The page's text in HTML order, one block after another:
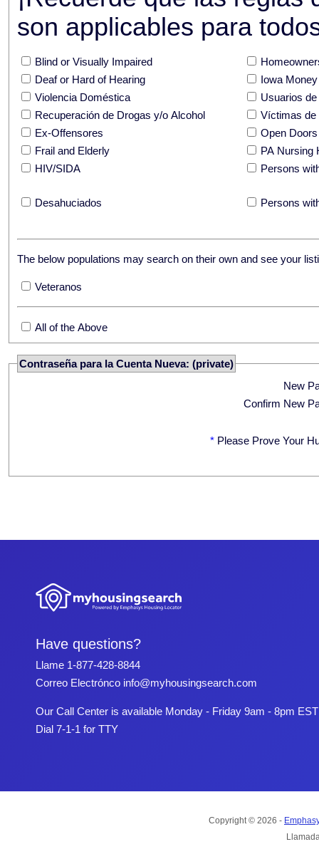
son applicables para
Blind or Visually Impaired
Deaf or Hard of Hearing
Iowa
Violencia Doméstica
Usuarios
Recuperación de Drogas y/o Alcohol
Víctimas
Ex-Offensores
Open
Frail and Elderly
PA Nursing
HIV/SIDA
Persons
Desahuciados Persons
The below populations may search on their own and see your
Veteranos
All of the Above
Contraseña para la Cuenta Nueva: (private)
New
Confirm New
* Please Prove Your
Have questions?
Llame 1-877-428-8844
Correo Electrónco info@myhousingsearch.com
Our Call Center is available Monday - Friday 9am - 8pm EST
Dial 7-1-1 for TTY
Copyright © 2026 -